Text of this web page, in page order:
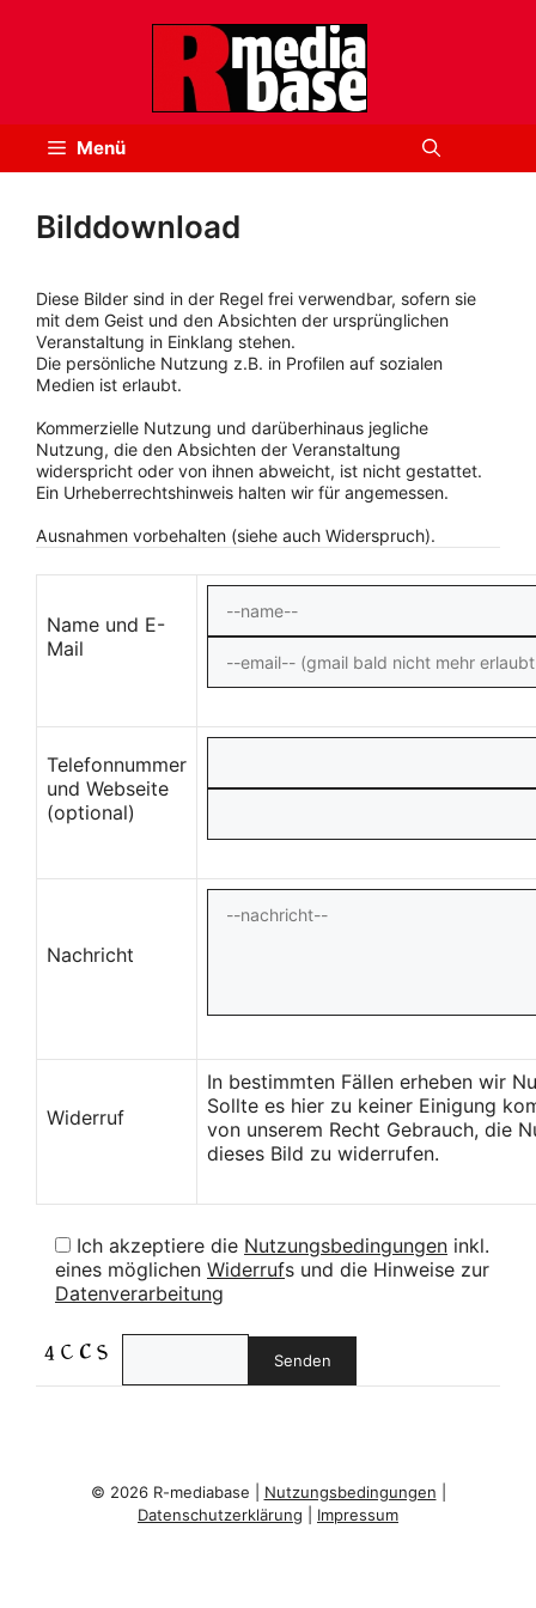
Menü
Bilddownload
Diese Bilder sind in der Regel frei verwendbar, sofern sie
mit dem Geist und den Absichten der ursprünglichen
Veranstaltung in Einklang stehen.
Die persönliche Nutzung z.B. in Profilen auf sozialen
Medien ist erlaubt.
Kommerzielle Nutzung und darüberhinaus jegliche
Nutzung, die den Absichten der Veranstaltung
widerspricht oder von ihnen abweicht, ist nicht gestattet.
Ein Urheberrechtshinweis halten wir für angemessen.
Ausnahmen vorbehalten (siehe auch Widerspruch).
Name und E-
Mail
Telefonnummer
und Webseite
(optional)
Nachricht
Widerruf
In bestimmten Fällen erheben wir
Sollte es hier zu keiner Einigung
von unserem Recht Gebrauch, die
dieses Bild zu widerrufen.
Ich akzeptiere die Nutzungsbedingungen inkl.
eines möglichen Widerrufs und die Hinweise zur
Datenverarbeitung
© 2026 R-mediabase | Nutzungsbedingungen
Datenschutzerklärung
Impressum